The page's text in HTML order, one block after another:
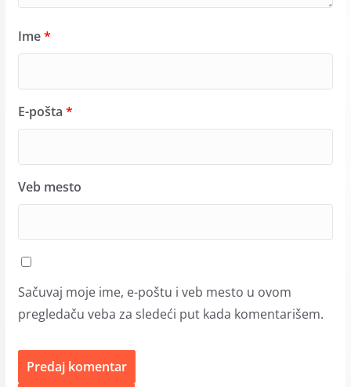
Ime*
E-pošta *
Veb mesto
Sačuvaj moje ime, e-poštu i veb mesto u ovom
pregledaču veba za sledeći put kada komentarišem.